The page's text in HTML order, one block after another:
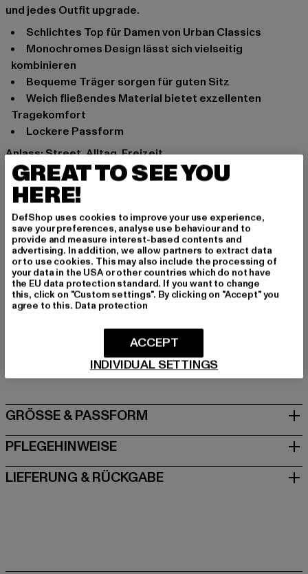
und jedes Outfit upgrade.
Schlichtes Top für Damen von Urban Classics
Monochromes Design lässt sich vielseitig
kombinieren
Bequeme Träger sorgen für guten Sitz
Weich fließendes Material bietet exzellenten
Tragekomfort
Lockere Passform
Anlass: Street, Alltag, Freizeit
Ausschnitt: Rundhals
Ärmelart: Ärmellos
Schnitt: Locker
Marke: Urban Classics
Kat.: Tank Tops
Farbe: schwarz
Hersteller Farbe: black
Materialzusammensetzung: 7% Modal, 23% Polyester
Art.Nr: TB4090-00007
Hersteller: TB International GmbH |
info@tbint.de
Dr.-Robert-Murjahn-Straße 7 | 64372 Ober-Ramstadt |
GRÖSSE & PASSFORM
PFLEGEHINWEISE
LIEFERUNG & RÜCKGABE
GREAT TO SEE YOU
HERE!
DefShop uses cookies to improve your use experience,
save your preferences, analyse use behaviour and to
provide and measure interest-based contents and
advertising. In addition, we allow partners to extract data
or to use cookies. This may also include the processing of
your data in the USA or other countries which do not have
the EU data protection standard. If you want to change
this, click on "Custom settings". By clicking on "Accept" you
agree to this. Data protection
INDIVIDUAL SETTINGS
ACCEPT